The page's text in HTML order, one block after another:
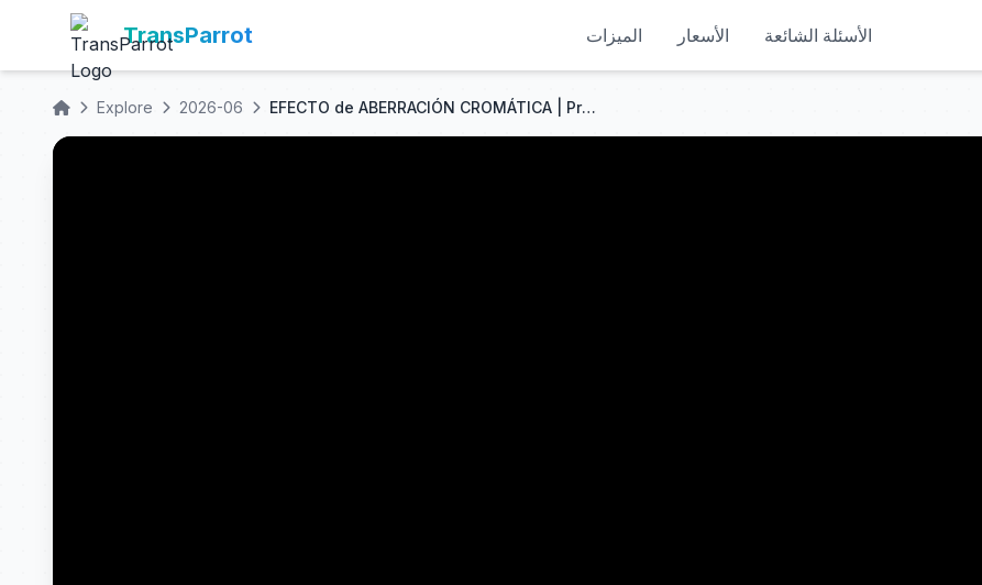
TransParrot الميزات الأسعار الأسئلة الشائعة
Explore 2026-06 EFECTO de ABERRACIÓN CROMÁTICA | Premiere Pro | After Effects